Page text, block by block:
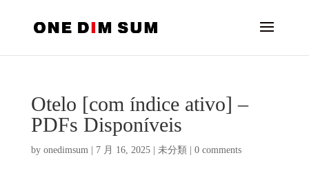
Otelo [com índice ativo] –
PDFs Disponíveis
by onedimsum| 7 月 16, 2025| 未分類 0 comments